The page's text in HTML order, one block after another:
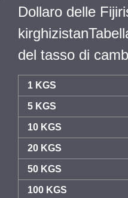
Dollaro delle
del tasso di
1 KGS
5 KGS
10 KGS
20 KGS
50 KGS
100 KGS